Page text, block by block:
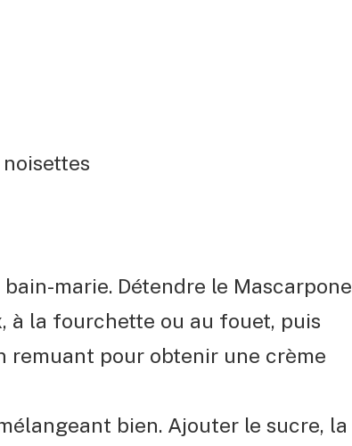
marie. Détendre le Mascarpone
à la fourchette ou au fouet, puis
remuant pour obtenir une crème
bien. Ajouter le sucre, la